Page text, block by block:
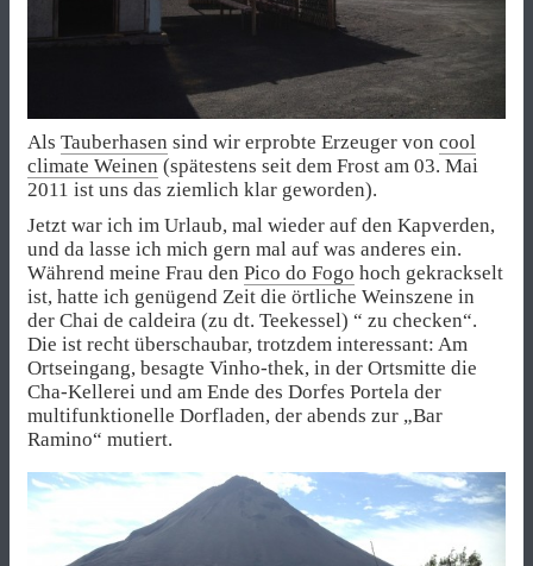
Als Tauberhasen sind wir erprobte Erzeuger von cool
climate Weinen (spätestens seit dem Frost am 03. Mai
2011 ist uns das ziemlich klar geworden).
Jetzt war ich im Urlaub, mal wieder auf den Kapverden,
und da lasse ich mich gern mal auf was anderes ein.
Während meine Frau den Pico do Fogo hoch gekrackselt
ist, hatte ich genügend Zeit die örtliche Weinszene in
der Chai de caldeira (zu dt. Teekessel) “ zu checken“.
Die ist recht überschaubar, trotzdem interessant: Am
Ortseingang, besagte Vinho-thek, in der Ortsmitte die
Cha-Kellerei und am Ende des Dorfes Portela der
multifunktionelle Dorfladen, der abends zur „Bar
Ramino“ mutiert.